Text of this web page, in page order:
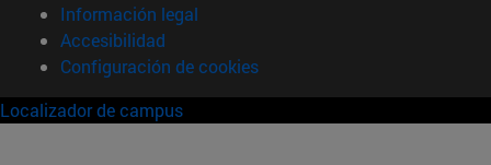
Información legal
Accesibilidad
Configuración de cookies
Localizador de campus